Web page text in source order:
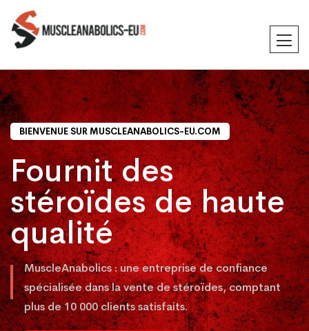
BIENVENUE SUR MUSCLEANABOLICS-EU.COM
Fournit des
stéroïdes de haute
qualité
MuscleAnabolics : une entreprise de confiance
spécialisée dans la vente de stéroïdes, comptant
plus de 10 000 clients satisfaits.